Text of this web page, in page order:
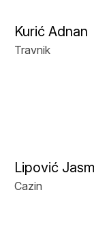
Kurić Adnan
Travnik
Lipović
Cazin